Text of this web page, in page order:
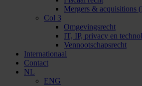
Mergers & acquisitions
Col 3
Omgevingsrecht
IT, IP, privacy en
Vennootschapsrecht
Internationaal
Contact
NL
ENG